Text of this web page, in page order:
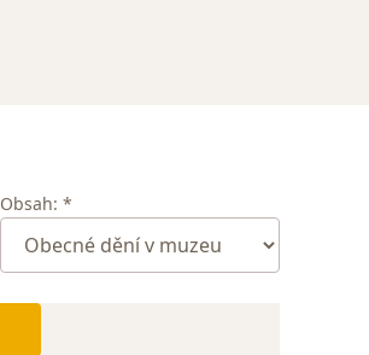
Obsah: *